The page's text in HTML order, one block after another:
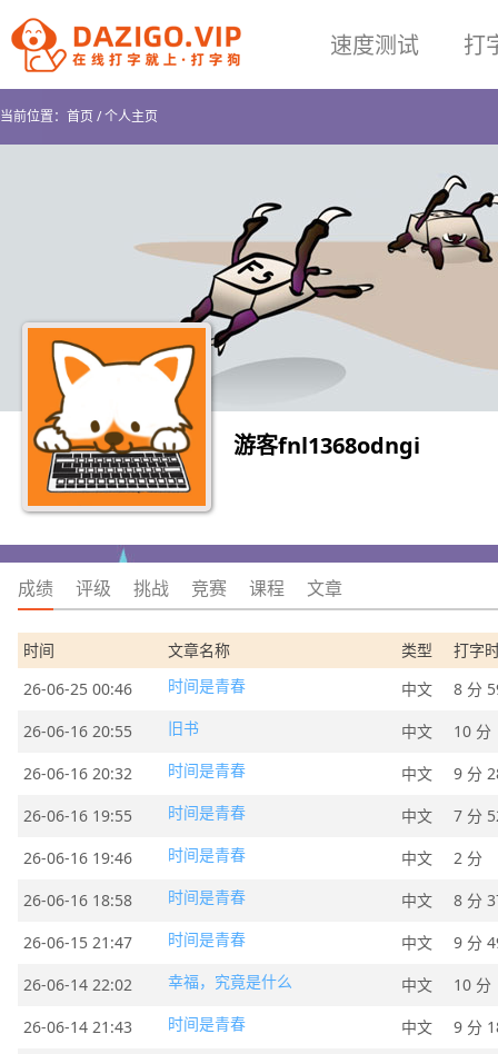
速度测试 打
当前位置： 首页/个人主页
游客fnl1368odngi
成绩 评级 挑战 竞赛 课程 文章
时间 文章名称 类型
打字
26-06-25 00:46
时间是青春 中文
8 分
26-06-16 20:55
旧书 中文
10 分
26-06-16 20:32
时间是青春 中文
9 分
26-06-16 19:55
时间是青春 中文
7 分
26-06-16 19:46
时间是青春 中文
2 分
26-06-16 18:58
时间是青春 中文
8 分
26-06-15 21:47
时间是青春 中文
9 分
26-06-14 22:02
幸福，究竟是什么 中文
10 分
26-06-14 21:43
时间是青春 中文
9 分